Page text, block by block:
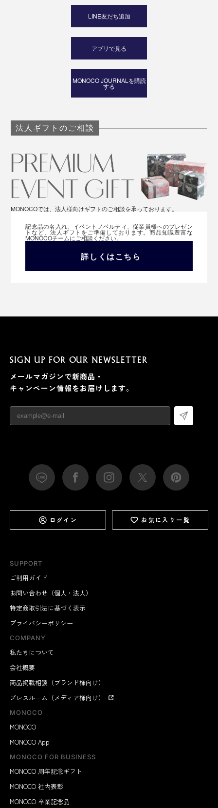
LINE友だち追加
アプリで見る
MONOCO JOURNALを購読
する
法人ギフトのご相談
MONOCOでは、法人様向けギフトのご相談を承っております。
記念品の名入れ、イベントノベルティ、従業員様へのプレゼン
トなど、法人ギフトをご準備しております。商品知識豊富な
MONOCOチームにご相談ください。
詳しくはこちら
SUPPORT
ご利用ガイド
お問い合わせ（個人・法人）
特定商取引法に基づく表示
プライバシーポリシー
COMPANY
私たちについて
会社概要
商品掲載相談（ブランド様向け）
プレスルーム（メディア様向け）
MONOCO
MONOCO
MONOCO App
MONOCO FOR BUSINESS
MONOCO 周年記念ギフト
MONOCO 社内表彰
MONOCO 卒業記念品
SIGN UP FOR OUR NEWSLETTER
メールマガジンで新商品・
キャンペーン情報をお届けします。
ログイン お気に入り一覧